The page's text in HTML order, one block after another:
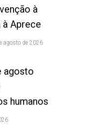
à
Aprece
agosto de 2026
agosto
humanos